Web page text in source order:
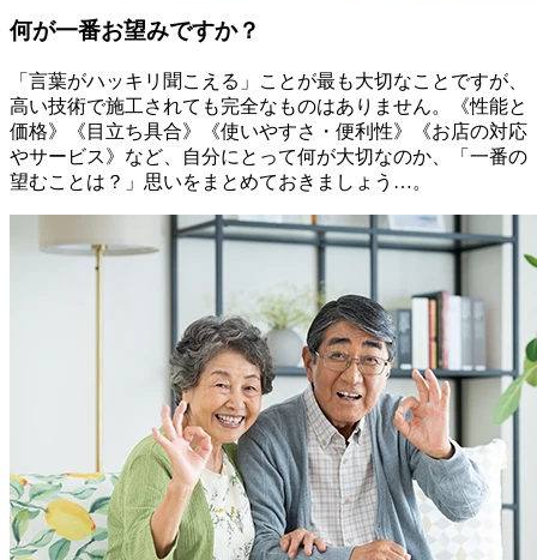
何が一番お望みですか？
「言葉がハッキリ聞こえる」ことが最も大切なことですが、
高い技術で施工されても完全なものはありません。《性能と
価格》《目立ち具合》《使いやすさ・便利性》《お店の対応
やサービス》など、自分にとって何が大切なのか、「一番の
望むことは？」思いをまとめておきましょう…。